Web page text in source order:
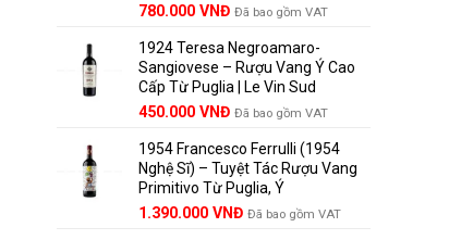
Giá
là:
858.000 VNĐ.
780.000 VNĐGiá
tại
là:
780.000 VNĐ.
Đã bao gồm VAT
1924 Teresa Negroamaro-
Sangiovese – Rượu Vang Ý Cao
Cấp Từ Puglia | Le Vin Sud
Giá
là:
495.000 VNĐ.
450.000 VNĐGiá
tại
là:
450.000 VNĐ.
Đã bao gồm VAT
1954 Francesco Ferrulli (1954
Nghệ Sĩ) – Tuyệt Tác Rượu Vang
Primitivo Từ Puglia, Ý
Giá
1.390.000 VNĐGiá
Đã bao gồm VAT